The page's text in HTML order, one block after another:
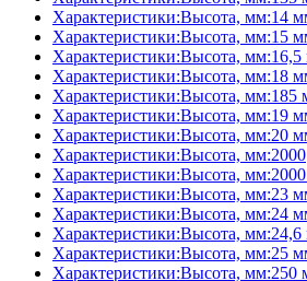
Характеристики:Высота, мм:14
Характеристики:Высота, мм:15
Характеристики:Высота,
Характеристики:Высота, мм:18
Характеристики:Высота, мм:185
Характеристики:Высота, мм:19
Характеристики:Высота, мм:20
Характеристики:Высота, мм:2000
Характеристики:Высота,
Характеристики:Высота, мм:23
Характеристики:Высота, мм:24
Характеристики:Высота,
Характеристики:Высота, мм:25
Характеристики:Высота, мм:250